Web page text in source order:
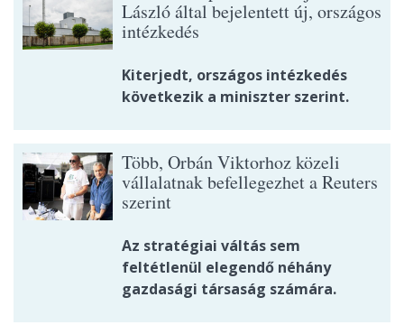
László által bejelentett új, országos
intézkedés
Kiterjedt, országos intézkedés
következik a miniszter szerint.
Több, Orbán Viktorhoz közeli
vállalatnak befellegezhet a Reuters
szerint
Az stratégiai váltás sem
feltétlenül elegendő néhány
gazdasági társaság számára.